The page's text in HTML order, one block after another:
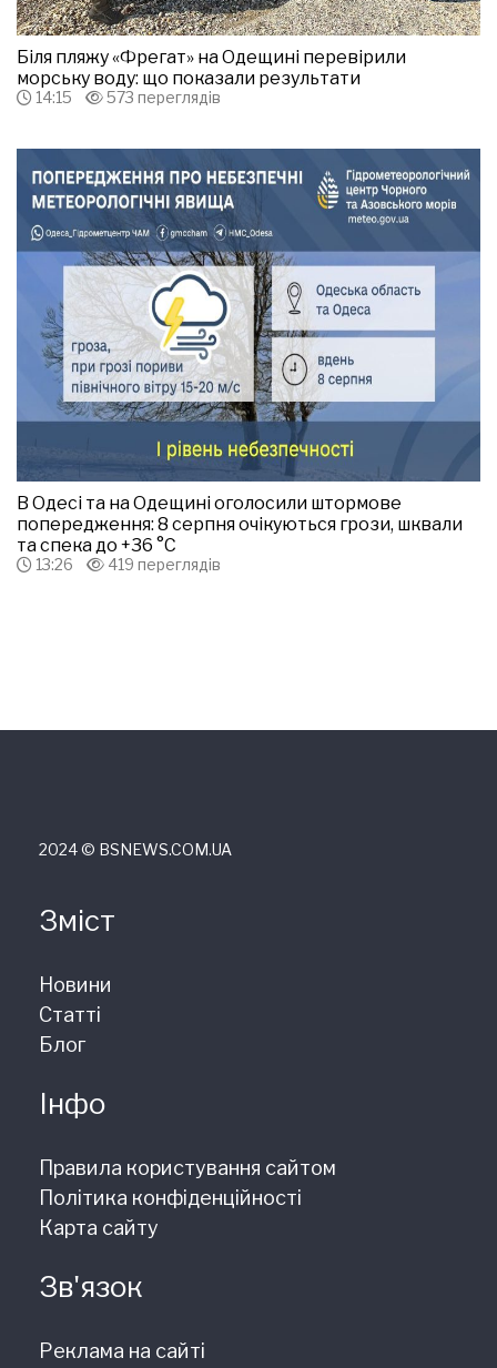
Біля пляжу «Фрегат» на Одещині перевірили
морську воду: що показали результати
14:15 573 переглядів
В Одесі та на Одещині оголосили штормове
попередження: 8 серпня очікуються грози, шквали
та спека до +36 °С
13:26 419 переглядів
2024 © ВSNEWS.COM.UA
Зміст
Новини
Статті
Блог
Інфо
Правила користування сайтом
Політика конфіденційності
Карта сайту
Зв'язок
Реклама на сайті